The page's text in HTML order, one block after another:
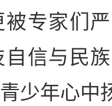
专家们
信与民
少年心中